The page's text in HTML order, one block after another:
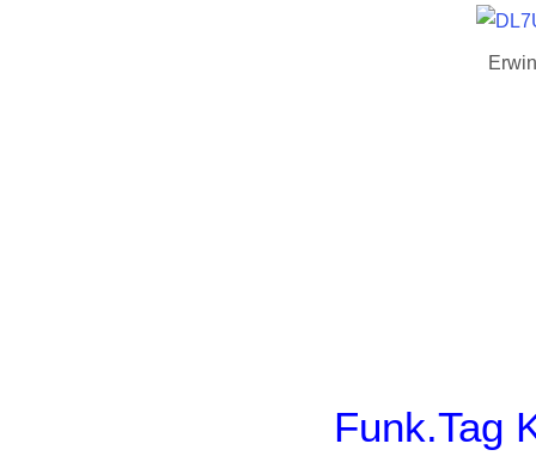
Funk.Tag